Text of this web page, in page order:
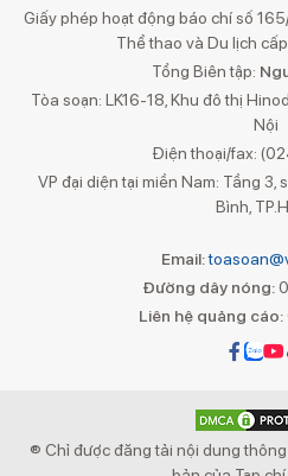
Giấy phép hoạt động báo chí số
Thể thao và Du lịch
Tổng Biên tập:
Tòa soạn: LK16-18, Khu đô thị
Nội
Điện thoại/fax:
VP đại diện tại miền Nam: Tầng 3,
Bình,
Email:
Đường dây nóng:
Liên hệ quảng cáo:
® Chỉ được đăng tải nội dung